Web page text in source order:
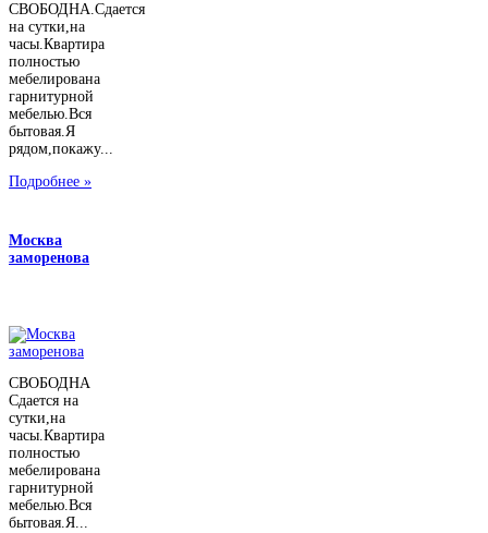
СВОБОДНА.Сдается
на сутки,на
часы.Квартира
полностью
мебелирована
гарнитурной
мебелью.Вся
бытовая.Я
рядом,покажу...
Подробнее »
Москва
заморенова
СВОБОДНА
Сдается на
сутки,на
часы.Квартира
полностью
мебелирована
гарнитурной
мебелью.Вся
бытовая.Я...